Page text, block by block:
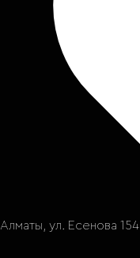
Алматы, ул. Есенова 154